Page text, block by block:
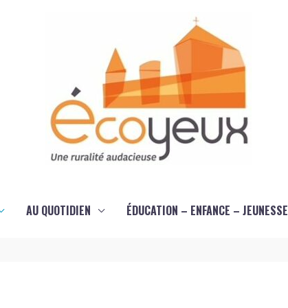
AU QUOTIDIEN ÉDUCATION – ENFANCE – JEUNESSE